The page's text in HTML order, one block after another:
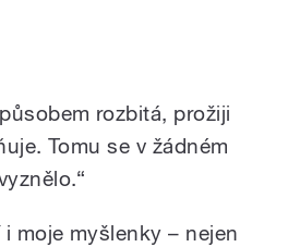
rozbitá, prožiji
Tomu se v žádném
moje myšlenky – nejen